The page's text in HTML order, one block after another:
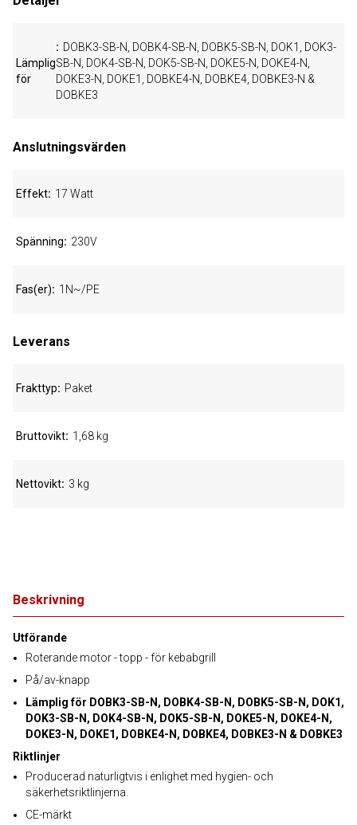
Beskrivning
Utförande
Roterande motor - topp - för kebabgrill
På/av-knapp
Lämplig för DOBK3-SB-N, DOBK4-SB-N, DOBK5-SB-N, DOK1,
DOK3-SB-N, DOK4-SB-N, DOK5-SB-N, DOKE5-N, DOKE4-N,
DOKE3-N, DOKE1, DOBKE4-N, DOBKE4, DOBKE3-N & DOBKE3
Riktlinjer
Producerad naturligtvis i enlighet med hygien- och
säkerhetsriktlinjerna.
CE-märkt
Lämplig
för
DOBK3-SB-N, DOBK4-SB-N, DOBK5-SB-N, DOK1, DOK3-
SB-N, DOK4-SB-N, DOK5-SB-N, DOKE5-N, DOKE4-N,
DOKE3-N, DOKE1, DOBKE4-N, DOBKE4, DOBKE3-N &
DOBKE3
Anslutningsvärden
Effekt 17 Watt
Spänning 230V
Fas(er) 1N~/PE
Leverans
Frakttyp Paket
Bruttovikt 1,68 kg
Nettovikt 3 kg